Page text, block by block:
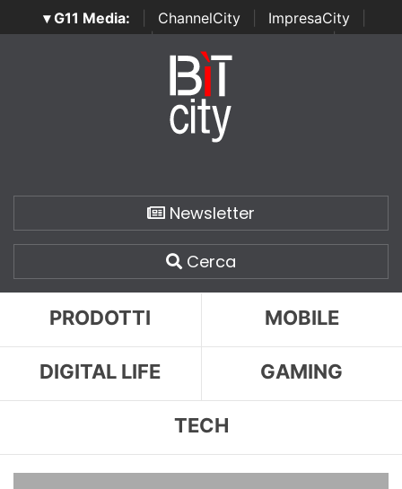
▾ G11 Media: ChannelCity ImpresaCity
SecurityOpenLab | Italian Channel Awards | Italian
Italian Security Awards
Newsletter
Cerca
PRODOTTI MOBILE
DIGITAL LIFE GAMING
TECH